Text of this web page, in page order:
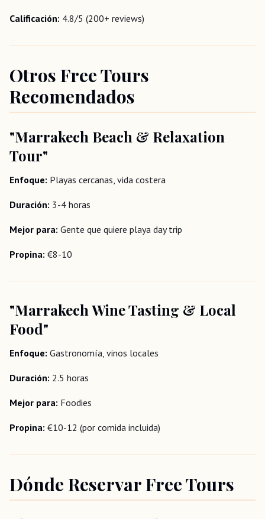
Calificación: 4.8/5 (200+ reviews)
Otros Free Tours
Recomendados
"Marrakech Beach & Relaxation
Tour"
Enfoque: Playas cercanas, vida costera
Duración: 3-4 horas
Mejor para: Gente que quiere playa day trip
Propina: €8-10
"Marrakech Wine Tasting & Local
Food"
Enfoque: Gastronomía, vinos locales
Duración: 2.5 horas
Mejor para: Foodies
Propina: €10-12 (por comida incluida)
Dónde Reservar Free Tours